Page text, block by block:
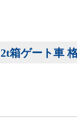
2t箱ゲート車